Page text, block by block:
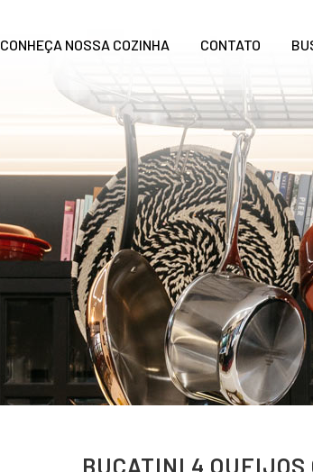
CONHEÇA NOSSA COZINHA CONTATO
BUCATINI 4 QUEIJOS